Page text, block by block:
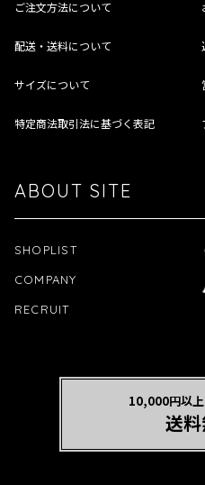
ご注文方法について
配送・送料について
サイズについて
特定商法取引法に基づく表記
ABOUT SITE
SHOPLIST
COMPANY
RECRUIT
10,000円以
送